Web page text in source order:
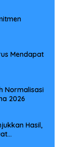
Mendapat
Normalisasi
2026
Hasil,